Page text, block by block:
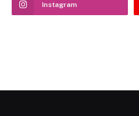
Instagram